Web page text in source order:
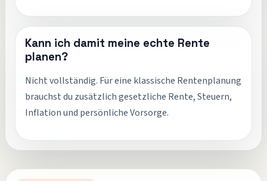
Kann ich damit meine echte Rente
planen?
Nicht vollständig. Für eine klassische Rentenplanung
brauchst du zusätzlich gesetzliche Rente, Steuern,
Inflation und persönliche Vorsorge.